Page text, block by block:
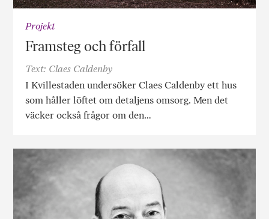
Projekt
Framsteg och förfall
Text: Claes Caldenby
I Kvillestaden undersöker Claes Caldenby ett hus
som håller löftet om detaljens omsorg. Men det
väcker också frågor om den…